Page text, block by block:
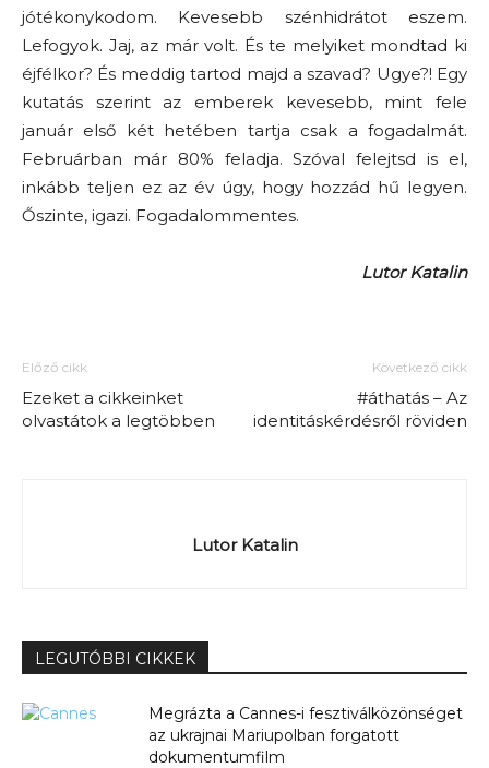
jótékonykodom. Kevesebb szénhidrátot eszem.
Lefogyok. Jaj, az már volt. És te melyiket mondtad ki
éjfélkor? És meddig tartod majd a szavad? Ugye?! Egy
kutatás szerint az emberek kevesebb, mint fele
január első két hetében tartja csak a fogadalmát.
Februárban már 80% feladja. Szóval felejtsd is el,
inkább teljen ez az év úgy, hogy hozzád hű legyen.
Őszinte, igazi. Fogadalommentes.
Lutor Katalin
Előző cikk
Ezeket a cikkeinket
olvastátok a legtöbben
Következő cikk
#áthatás – Az
identitáskérdésről röviden
Lutor Katalin
LEGUTÓBBI CIKKEK
Megrázta a Cannes-i fesztiválközönséget
az ukrajnai Mariupolban forgatott
dokumentumfilm